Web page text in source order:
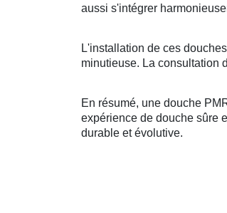
aussi s'intégrer
L'installation de ces
minutieuse. La consultation
En résumé, une douche
expérience de douche sûre
durable et évolutive.